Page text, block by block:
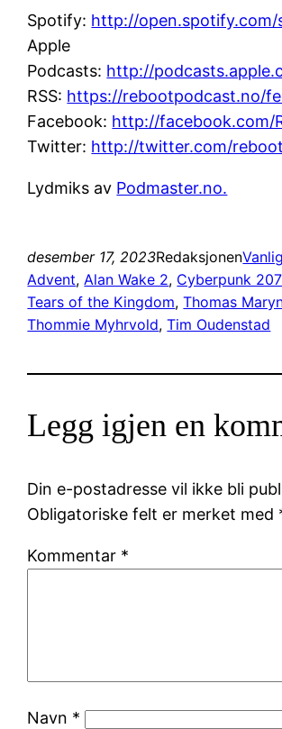
Spotify: http://open.spotify.com/
Apple
Podcasts: http://
RSS: https://rebootpodcast.no/
Facebook: http://facebook.com/
Twitter: http://twitter.com/
Lydmiks av Podmaster.no.
desember 17, 2023Redaksjonen
Advent, Alan Wake 2, Cyberpunk
Tears of the Kingdom, Thomas
Thommie Myhrvold, Tim Oudenstad
Legg igjen en
Din e-postadresse vil ikke bli
Obligatoriske felt er merket med
Kommentar *
Navn *